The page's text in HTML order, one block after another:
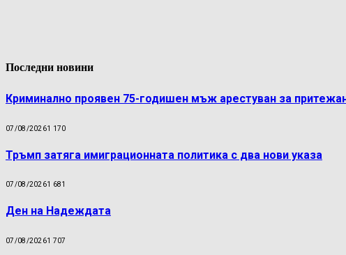
Последни новини
Криминално проявен 75-годишен мъж арестуван за
07/08/20261 170
Тръмп затяга имиграционната политика с два нови указа
07/08/20261 681
Ден на Надеждата
07/08/20261 707